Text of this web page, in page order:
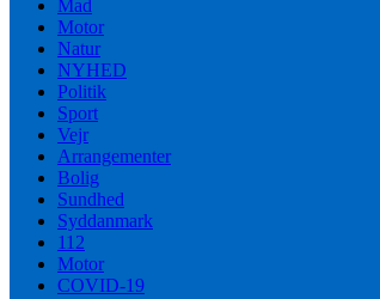
Mad
Motor
Natur
NYHED
Politik
Sport
Vejr
Arrangementer
Bolig
Sundhed
Syddanmark
112
Motor
COVID-19